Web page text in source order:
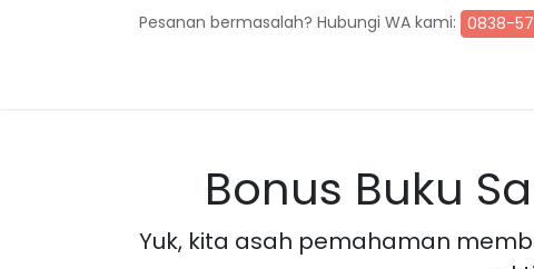
Pesanan bermasalah? Hubungi WA kami: 0838-
Bonus Buku
Yuk, kita asah pemahaman